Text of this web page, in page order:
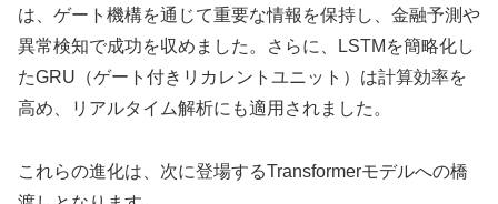
は、ゲート機構を通じて重要な情報を保持し、金融予測や
異常検知で成功を収めました。さらに、LSTMを簡略化し
たGRU（ゲート付きリカレントユニット）は計算効率を
高め、リアルタイム解析にも適用されました。
これらの進化は、次に登場するTransformerモデルへの橋